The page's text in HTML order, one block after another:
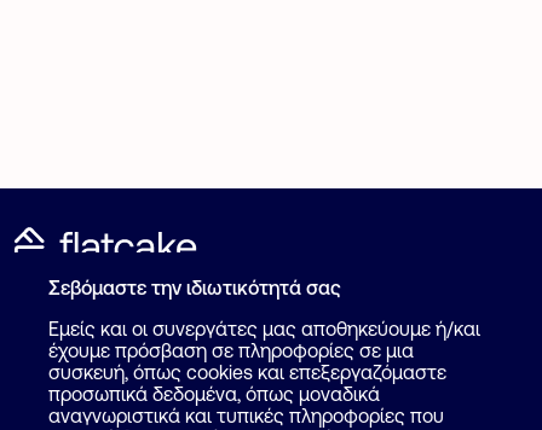
Καταχώρηση Αγγελίας Για επαγγελματίες
Πως λειτουργεί Βοήθεια
Επικοινωνία Ψάξε επαγγελματία
Σεβόμαστε την ιδιωτικότητά σας
Εμείς και οι συνεργάτες μας αποθηκεύουμε ή/και
έχουμε πρόσβαση σε πληροφορίες σε μια
συσκευή, όπως cookies και επεξεργαζόμαστε
προσωπικά δεδομένα, όπως μοναδικά
αναγνωριστικά και τυπικές πληροφορίες που